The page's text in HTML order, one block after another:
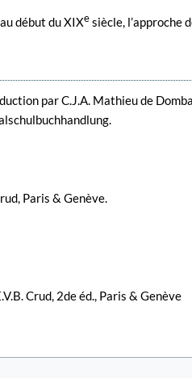
début du XIXesiècle, l’approche
par C.J.A. Mathieu de
Paris & Genève.
Crud, 2de éd., Paris & Genève